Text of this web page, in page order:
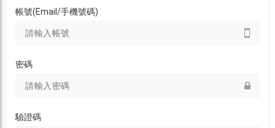
帳號(Email/手機號碼)
密碼
驗證碼